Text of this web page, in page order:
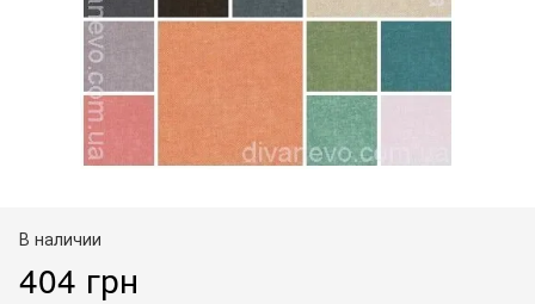
В наличии
404 грн